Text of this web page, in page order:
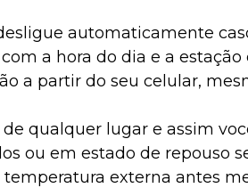
automaticamente
a hora do dia e a estação
a partir do seu celular,
qualquer lugar e assim
ou em estado de repouso
externa antes